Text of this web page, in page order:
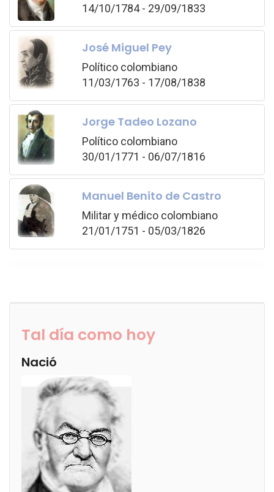
14/10/1784 - 29/09/1833
José Miguel Pey
Político colombiano
11/03/1763 - 17/08/1838
Jorge Tadeo Lozano
Político colombiano
30/01/1771 - 06/07/1816
Manuel Benito de Castro
Militar y médico colombiano
21/01/1751 - 05/03/1826
Tal día como hoy
Nació